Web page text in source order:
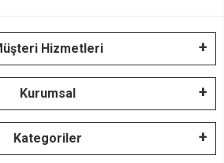
Hizmetleri
Kurumsal
Kategoriler